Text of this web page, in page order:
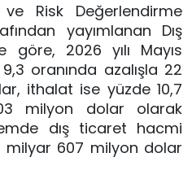
ve Risk Değerlendirme
yayımlanan Dış
göre, 2026 yılı Mayıs
oranında azalışla 22
ithalat ise yüzde 10,7
milyon dolar olarak
dış ticaret hacmi
milyar 607 milyon dolar